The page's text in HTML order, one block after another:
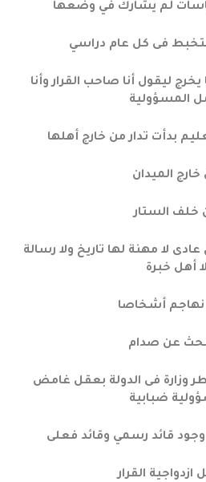
لم يشارك في وضعها
التخبط فى كل عام دراسي
ليقول أنا صاحب القرار وأنا
المسؤولية
بدأت تدار من خارج أهلها
الميدان
خلف الستار
لا مهنة لها تاريخ ولا رسالة
أهل خبرة
نهاجم أشخاصا
عن صدام
وزارة فى الدولة بعقل غامض
ضبابية
وجود قائد رسمي وقائد فعلى
ازدواجية القرار